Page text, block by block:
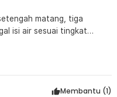
matang, tiga
isi air sesuai tingkat
sampai off sendiri.
Membantu (1)